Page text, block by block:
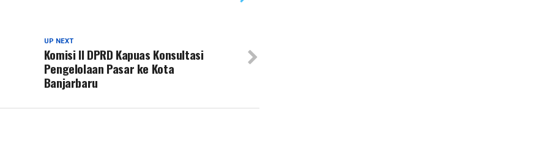
UP NEXT
Komisi II DPRD Kapuas Konsultasi
Pengelolaan Pasar ke Kota
Banjarbaru